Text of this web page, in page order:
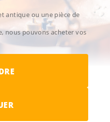
antique ou une pièce de
nous pouvons acheter vos